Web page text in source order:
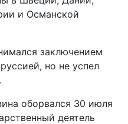
и Османской
заключением
но не успел
оборвался 30 июля
деятель